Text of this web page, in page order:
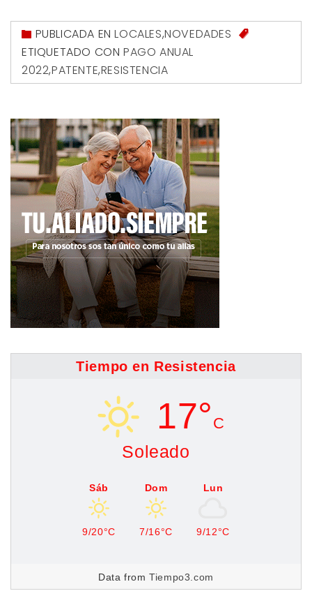
PUBLICADA ENLOCALES,NOVEDADES
ETIQUETADO CON PAGO ANUAL
2022,PATENTE,RESISTENCIA
Tiempo en Resistencia
17° C
Soleado
Sáb
9/20°C
Dom
7/16°C
Lun
9/12°C
Data fromTiempo3.com